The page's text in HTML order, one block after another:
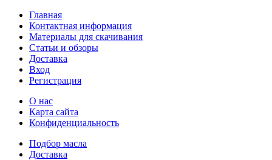
Главная
Контактная информация
Материалы для скачивания
Статьи и обзоры
Доставка
Вход
Регистрация
О нас
Карта сайта
Конфиденциальность
Подбор масла
Доставка